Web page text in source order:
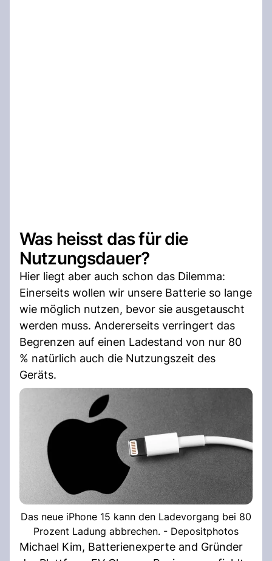
Was heisst das für die
Nutzungsdauer?
Hier liegt aber auch schon das Dilemma:
Einerseits wollen wir unsere Batterie so lange
wie möglich nutzen, bevor sie ausgetauscht
werden muss. Andererseits verringert das
Begrenzen auf einen Ladestand von nur 80
% natürlich auch die Nutzungszeit des
Geräts.
Das neue iPhone 15 kann den Ladevorgang bei 80
Prozent Ladung abbrechen. - Depositphotos
Michael Kim, Batterienexperte and Gründer